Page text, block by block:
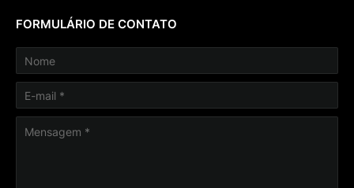
FORMULÁRIO DE CONTATO